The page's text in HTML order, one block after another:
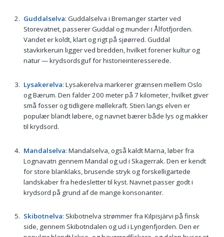
Guddalselva: Guddalselva i Bremanger starter ved
Storevatnet, passerer Guddal og munder i Ålfotfjorden.
Vandet er koldt, klart og rigt på sjøørred. Guddal
stavkirkeruin ligger ved bredden, hvilket forener kultur og
natur — krydsordsguf for historieinteresserede.
Lysakerelva: Lysakerelva markerer grænsen mellem Oslo
og Bærum. Den falder 200 meter på 7 kilometer, hvilket giver
små fosser og tidligere møllekraft. Stien langs elven er
populær blandt løbere, og navnet bærer både lys og makker
til krydsord.
Mandalselva: Mandalselva, også kaldt Marna, løber fra
Lognavatn gennem Mandal og ud i Skagerrak. Den er kendt
for store blanklaks, brusende stryk og forskelligartede
landskaber fra hedesletter til kyst. Navnet passer godt i
krydsord på grund af de mange konsonanter.
Skibotnelva: Skibotnelva strømmer fra Kilpisjärvi på finsk
side, gennem Skibotndalen og ud i Lyngenfjorden. Den er